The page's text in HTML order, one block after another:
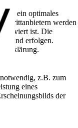
ein optimales
Drittanbietern werden
aktiviert ist. Die
erfolgen.
z.B. zum
eines
der